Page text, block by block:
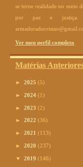
se torne realidade no meio
por paz e justiça.
Ver meu perfil completo
Matérias
► 2025 (5)
► 2024 (1)
► 2023 (2)
► 2022 (36)
► 2021 (113)
► 2020 (237)
▼ 2019 (146)